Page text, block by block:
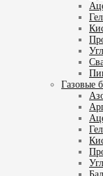
Газовые